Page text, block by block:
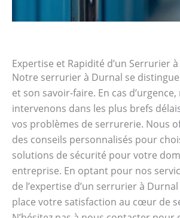
Expertise et Rapidité d’un Serrurier
Notre serrurier à Durnal se
et son savoir-faire. En cas d’urgence,
intervenons dans les plus brefs
vos problèmes de serrurerie. Nous
des conseils personnalisés pour
solutions de sécurité pour votre
entreprise. En optant pour nos
de l’expertise d’un serrurier à
place votre satisfaction au cœur de